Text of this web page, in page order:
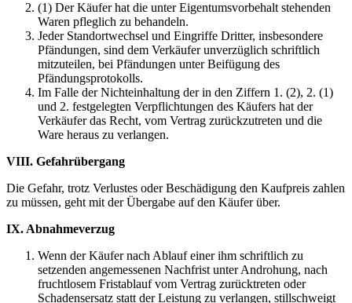
(1) Der Käufer hat die unter Eigentumsvorbehalt stehenden
Waren pfleglich zu behandeln.
Jeder Standortwechsel und Eingriffe Dritter, insbesondere
Pfändungen, sind dem Verkäufer unverzüglich schriftlich
mitzuteilen, bei Pfändungen unter Beifügung des
Pfändungsprotokolls.
Im Falle der Nichteinhaltung der in den Ziffern 1. (2), 2. (1)
und 2. festgelegten Verpflichtungen des Käufers hat der
Verkäufer das Recht, vom Vertrag zurückzutreten und die
Ware heraus zu verlangen.
VIII. Gefahrübergang
Die Gefahr, trotz Verlustes oder Beschädigung den Kaufpreis zahlen
zu müssen, geht mit der Übergabe auf den Käufer über.
IX. Abnahmeverzug
Wenn der Käufer nach Ablauf einer ihm schriftlich zu
setzenden angemessenen Nachfrist unter Androhung, nach
fruchtlosem Fristablauf vom Vertrag zurücktreten oder
Schadensersatz statt der Leistung zu verlangen, stillschweigt